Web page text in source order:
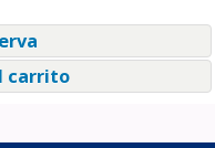
carrito